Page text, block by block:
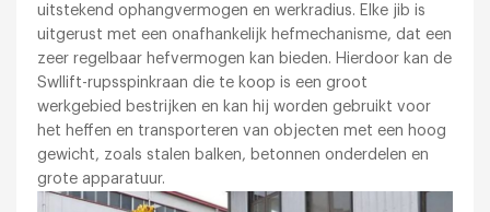
uitstekend ophangvermogen en werkradius. Elke jib is
uitgerust met een onafhankelijk hefmechanisme, dat een
zeer regelbaar hefvermogen kan bieden. Hierdoor kan de
Swllift-rupsspinkraan die te koop is een groot
werkgebied bestrijken en kan hij worden gebruikt voor
het heffen en transporteren van objecten met een hoog
gewicht, zoals stalen balken, betonnen onderdelen en
grote apparatuur.